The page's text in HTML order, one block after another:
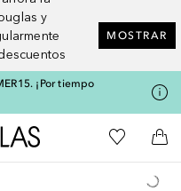
y
MOSTRAR
¡Por tiempo
A Douglas HomeMi lista de
A